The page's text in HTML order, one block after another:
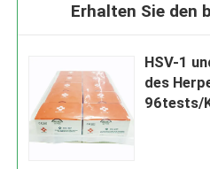
Erhalten Sie den
HSV-1
des
96tests/